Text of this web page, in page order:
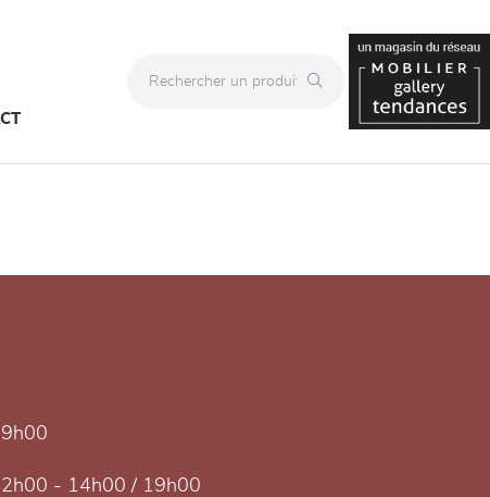
- 14h00 / 19h00